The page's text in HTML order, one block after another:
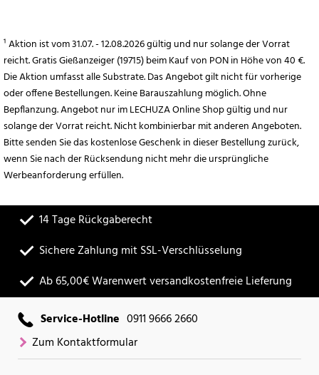
¹ Aktion ist vom 31.07. - 12.08.2026 gültig und nur solange der Vorrat
reicht. Gratis Gießanzeiger (19715) beim Kauf von PON in Höhe von 40 €.
Die Aktion umfasst alle Substrate. Das Angebot gilt nicht für vorherige
oder offene Bestellungen. Keine Barauszahlung möglich. Ohne
Bepflanzung. Angebot nur im LECHUZA Online Shop gültig und nur
solange der Vorrat reicht. Nicht kombinierbar mit anderen Angeboten.
Bitte senden Sie das kostenlose Geschenk in dieser Bestellung zurück,
wenn Sie nach der Rücksendung nicht mehr die ursprüngliche
Werbeanforderung erfüllen.
14 Tage Rückgaberecht
Sichere Zahlung mit SSL-Verschlüsselung
Ab 65,00€ Warenwert versandkostenfreie Lieferung
Service-Hotline 0911 9666 2660
Zum Kontaktformular